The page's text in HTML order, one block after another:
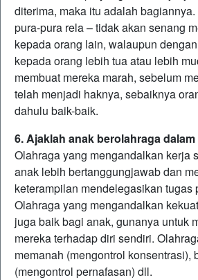
diterima, maka itu adalah
pura-pura rela – tidak akan senang
kepada orang lain, walaupun
kepada orang lebih tua atau lebih
membuat mereka marah, sebelum
telah menjadi haknya, sebaiknya
dahulu baik-baik.
6. Ajaklah anak berolahraga dalam
Olahraga yang mengandalkan kerja
anak lebih bertanggungjawab dan
keterampilan mendelegasikan tugas
Olahraga yang mengandalkan
juga baik bagi anak, gunanya untuk
mereka terhadap diri sendiri.
memanah (mengontrol konsentrasi),
(mengontrol pernafasan) dll.